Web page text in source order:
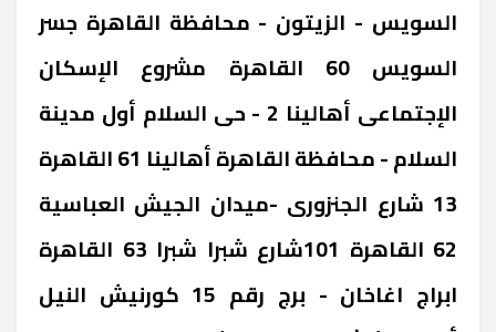
السويس - الزيتون - محافظة القاهرة ‎جسر
السويس 60 ‎القاهرة ‎مشروع الإسكان
الإجتماعى أهالينا 2 - حى السلام أول مدينة
السلام - محافظة القاهرة ‎أهالينا 61 ‎القاهرة
‎13 شارع الجنزورى -ميدان الجيش ‎العباسية
62 ‎القاهرة ‎101شارع شبرا ‎شبرا 63 ‎القاهرة
‎ابراج اغاخان - برج رقم 15 كورنيش النيل